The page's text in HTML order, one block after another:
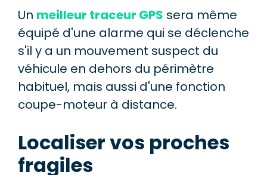
Un meilleur traceur GPS sera même
équipé d'une alarme qui se déclenche
s'il y a un mouvement suspect du
véhicule en dehors du périmètre
habituel, mais aussi d'une fonction
coupe-moteur à distance.
Localiser vos proches
fragiles